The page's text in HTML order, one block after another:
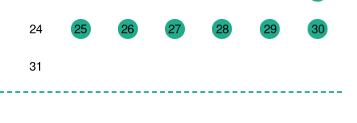
24 25 26 27 28 29 30
31